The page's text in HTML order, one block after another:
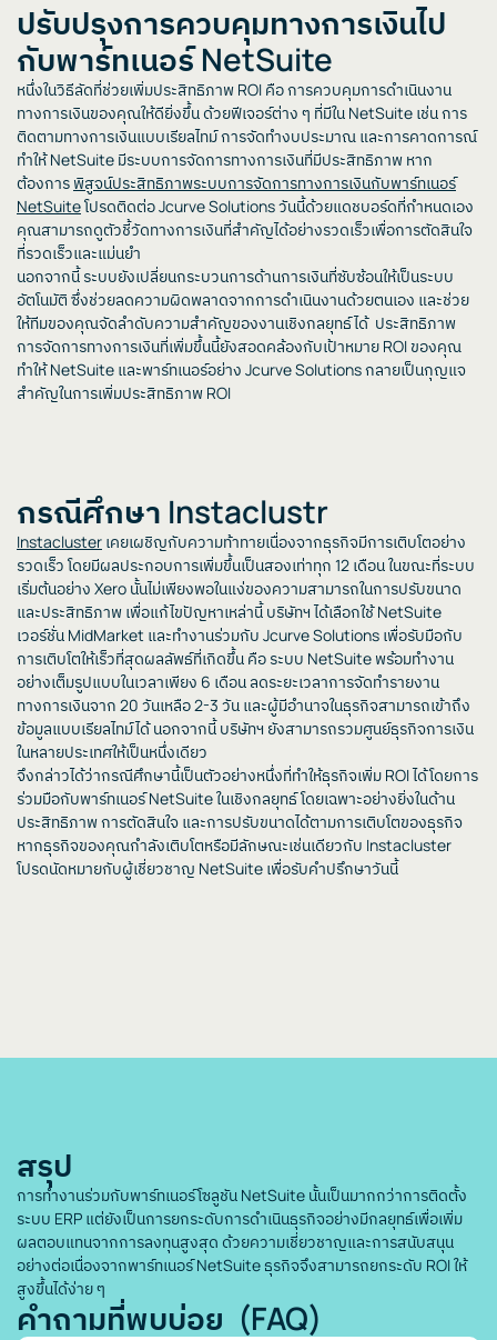
ปรับปรุงการควบคุมทางการเงินไป
กับพาร์ทเนอร์ NetSuite
หนึ่งในวิธีลัดที่ช่วยเพิ่มประสิทธิภาพ ROI คือ การควบคุมการดำเนินงาน
ทางการเงินของคุณให้ดียิ่งขึ้น ด้วยฟีเจอร์ต่าง ๆ ที่มีใน NetSuite เช่น การ
ติดตามทางการเงินแบบเรียลไทม์ การจัดทำงบประมาณ และการคาดการณ์
ทำให้ NetSuite มีระบบการจัดการทางการเงินที่มีประสิทธิภาพ หาก
ต้องการ พิสูจน์ประสิทธิภาพระบบการจัดการทางการเงินกับพาร์ทเนอร์
NetSuiteโปรดติดต่อ Jcurve Solutions วันนี้ด้วยแดชบอร์ดที่กำหนดเอง
คุณสามารถดูตัวชี้วัดทางการเงินที่สำคัญได้อย่างรวดเร็วเพื่อการตัดสินใจ
ที่รวดเร็วและแม่นยำ
นอกจากนี้ ระบบยังเปลี่ยนกระบวนการด้านการเงินที่ซับซ้อนให้เป็นระบบ
อัตโนมัติ ซึ่งช่วยลดความผิดพลาดจากการดำเนินงานด้วยตนเอง และช่วย
ให้ทีมของคุณจัดลำดับความสำคัญของงานเชิงกลยุทธ์ได้ ประสิทธิภาพ
การจัดการทางการเงินที่เพิ่มขึ้นนี้ยังสอดคล้องกับเป้าหมาย ROI ของคุณ
ทำให้ NetSuite และพาร์ทเนอร์อย่าง Jcurve Solutions กลายเป็นกุญแจ
สำคัญในการเพิ่มประสิทธิภาพ ROI
กรณีศึกษา Instaclustr
Instacluster เคยเผชิญกับความท้าทายเนื่องจากธุรกิจมีการเติบโตอย่าง
รวดเร็ว โดยมีผลประกอบการเพิ่มขึ้นเป็นสองเท่าทุก 12 เดือน ในขณะที่ระบบ
เริ่มต้นอย่าง Xero นั้นไม่เพียงพอในแง่ของความสามารถในการปรับขนาด
และประสิทธิภาพ เพื่อแก้ไขปัญหาเหล่านี้ บริษัทฯ ได้เลือกใช้ NetSuite
เวอร์ชั่น MidMarket และทำงานร่วมกับ Jcurve Solutions เพื่อรับมือกับ
การเติบโตให้เร็วที่สุดผลลัพธ์ที่เกิดขึ้น คือ ระบบ NetSuite พร้อมทำงาน
อย่างเต็มรูปแบบในเวลาเพียง 6 เดือน ลดระยะเวลาการจัดทำรายงาน
ทางการเงินจาก 20 วันเหลือ 2-3 วัน และผู้มีอำนาจในธุรกิจสามารถเข้าถึง
ข้อมูลแบบเรียลไทม์ได้ นอกจากนี้ บริษัทฯ ยังสามารถรวมศูนย์ธุรกิจการเงิน
ในหลายประเทศให้เป็นหนึ่งเดียว
จึงกล่าวได้ว่ากรณีศึกษานี้เป็นตัวอย่างหนึ่งที่ทำให้ธุรกิจเพิ่ม ROI ได้โดยการ
ร่วมมือกับพาร์ทเนอร์ NetSuite ในเชิงกลยุทธ์ โดยเฉพาะอย่างยิ่งในด้าน
ประสิทธิภาพ การตัดสินใจ และการปรับขนาดได้ตามการเติบโตของธุรกิจ
หากธุรกิจของคุณกำลังเติบโตหรือมีลักษณะเช่นเดียวกับ Instacluster
โปรดนัดหมายกับผู้เชี่ยวชาญ NetSuite เพื่อรับคำปรึกษาวันนี้
สรุป
การทำงานร่วมกับพาร์ทเนอร์โซลูชัน NetSuite นั้นเป็นมากกว่าการติดตั้ง
ระบบ ERP แต่ยังเป็นการยกระดับการดำเนินธุรกิจอย่างมีกลยุทธ์เพื่อเพิ่ม
ผลตอบแทนจากการลงทุนสูงสุด ด้วยความเชี่ยวชาญและการสนับสนุน
อย่างต่อเนื่องจากพาร์ทเนอร์ NetSuite ธุรกิจจึงสามารถยกระดับ ROI ให้
สูงขึ้นได้ง่าย ๆ
คำถามที่พบบ่อย (FAQ)